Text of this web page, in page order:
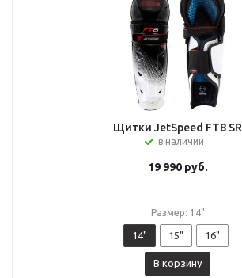
Щитки JetSpeed FT8 SR
в наличии
19 990руб.
Размер: 14"
14" 15" 16"
В корзину